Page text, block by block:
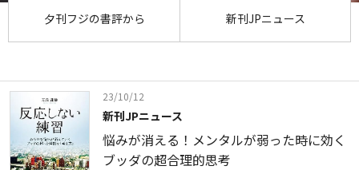
夕刊フジの書評から 新刊JPニュース
23/10/12
新刊JPニュース
悩みが消える！メンタルが弱った時に効く
ブッダの超合理的思考